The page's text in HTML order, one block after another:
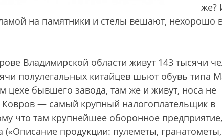
же?
на памятники и стелы вешают, нехорошо
Владимирской области живут 143 тысячи
полулегальных китайцев шьют обувь типа
цехе бывшего завода, там же и живут, носа не
— самый крупный налогоплательщик в
что там крупнейшее оборонное
(«Описание продукции: пулеметы, гранатометы,